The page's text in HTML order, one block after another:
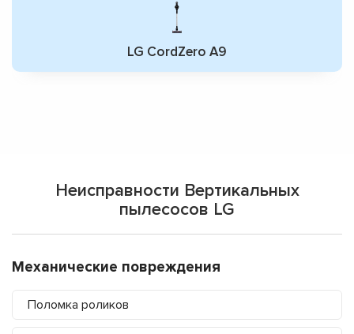
LG CordZero A9
Неисправности Вертикальных
пылесосов LG
Механические повреждения
Поломка роликов